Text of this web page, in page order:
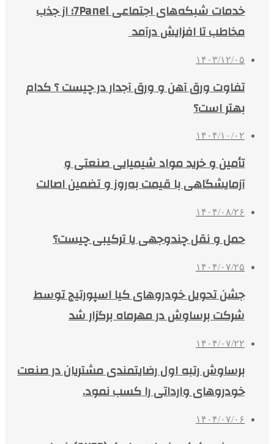
خدمات شبکه‌های اجتماعی 7Panel؛ از جذب
مخاطب تا افزایش درآمد
۱۴۰۳/۱۲/۰۵
تفاوت ورق آهن و ورق آجدار در چیست ؟ کدام
بهتر است؟
۱۴۰۴/۱۰/۰۲
تأمین و خرید مواد شیمیایی صنعتی و
آزمایشگاهی با قیمت به‌روز و تضمین اصالت
۱۴۰۴/۰۸/۲۶
حمل و نقل چندوجهی یا ترکیبی چیست؟
۱۴۰۴/۰۷/۲۵
جشن تحویل خودروهای کیا اسپورتیج توسط
شرکت برساوش در مهرماه برگزار شد
۱۴۰۴/۰۷/۲۲
برساوش رتبه اول رضایتمندی مشتریان در صنعت
خودروهای وارداتی را کسب نمود.
۱۴۰۴/۰۷/۰۶